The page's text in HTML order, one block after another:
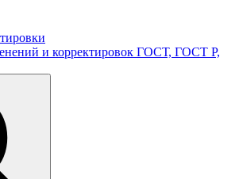
и корректировок ГОСТ, ГОСТ Р,